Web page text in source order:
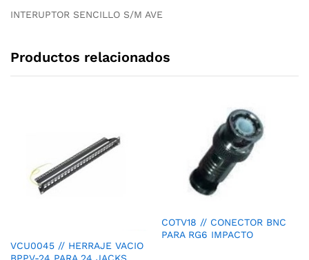
INTERUPTOR SENCILLO S/M AVE
Productos relacionados
VCU0045 // HERRAJE VACIO
COTV18 // CONECTOR BNC
PARA RG6 IMPACTO